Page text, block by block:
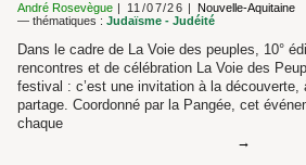
André Rosevègue 11/07/26
Nouvelle-Aquitaine
— thématiques : Judaïsme - Judéité
Dans le cadre de La Voie des peuples, 10°
rencontres et de célébration La Voie des
festival : c’est une invitation à la découverte,
partage. Coordonné par la Pangée, cet
chaque